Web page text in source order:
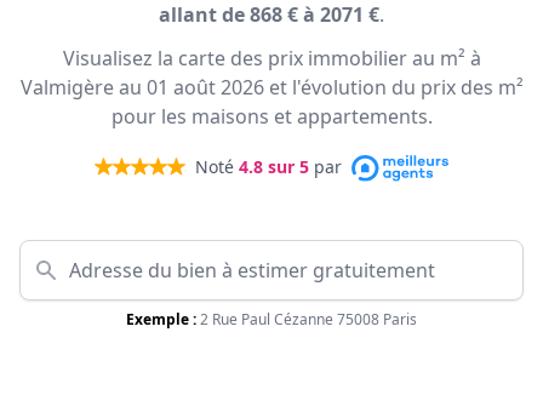
allant de 868 € à 2071 €.
Visualisez la carte des prix immobilier au m² à
Valmigère au 01 août 2026 et l'évolution du prix des m²
pour les maisons et appartements.
Noté 4.8 sur 5 par
Exemple :2 Rue Paul Cézanne 75008 Paris